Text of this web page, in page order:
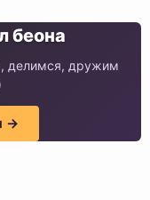
беона
делимся, дружим
→